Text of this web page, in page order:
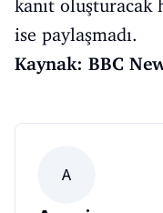
kanıt
ise paylaşmadı.
Kaynak: BBC
A